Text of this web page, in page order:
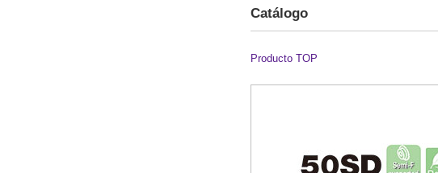
Catálogo
Producto TOP